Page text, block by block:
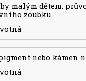
malým dětem:
zoubku
nebo kámen